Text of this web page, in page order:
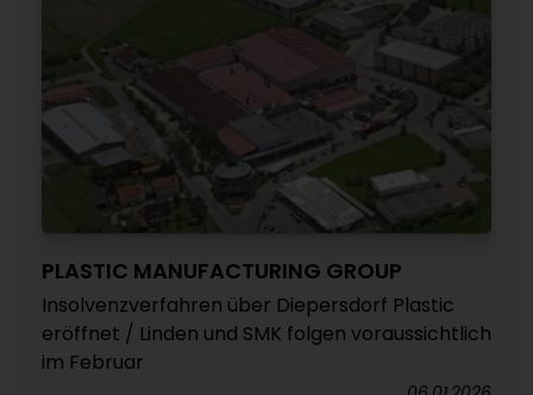
PLASTIC MANUFACTURING GROUP
Insolvenzverfahren über Diepersdorf Plastic
eröffnet / Linden und SMK folgen voraussichtlich
im Februar